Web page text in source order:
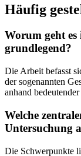
Häufig
Worum geht es
grundlegend?
Die Arbeit befasst
der sogenannten
anhand
Welche
Untersuchung
Die Schwerpunkte